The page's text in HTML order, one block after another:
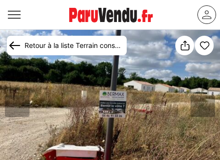
Retour à la liste Terrain constructible à vendre La Chapelle-des-Pots